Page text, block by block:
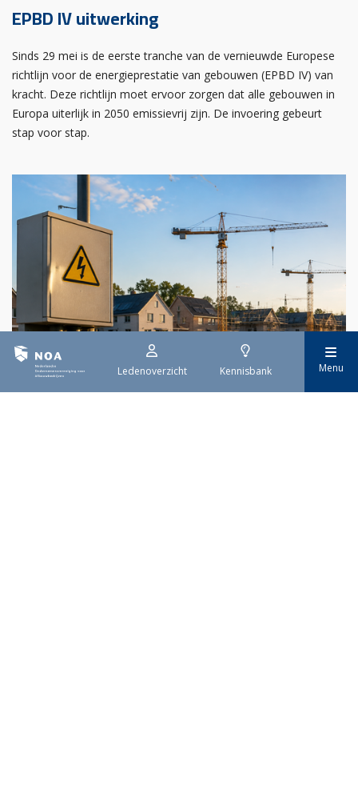
Ledenoverzicht Kennisbank Menu
EPBD IV uitwerking
Sinds 29 mei is de eerste tranche van de vernieuwde Europese
richtlijn voor de energieprestatie van gebouwen (EPBD IV) van
kracht. Deze richtlijn moet ervoor zorgen dat alle gebouwen in
Europa uiterlijk in 2050 emissievrij zijn. De invoering gebeurt
stap voor stap.
29 juli 2026